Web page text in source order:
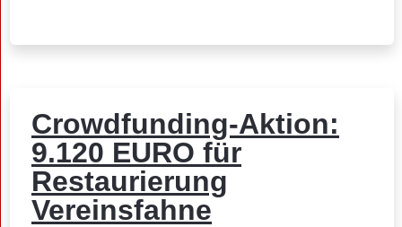
Crowdfunding-Aktion:
9.120 EURO für
Restaurierung
Vereinsfahne